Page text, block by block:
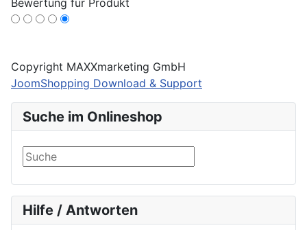
Copyright MAXXmarketing GmbH
JoomShopping Download & Support
Suche im Onlineshop
Hilfe / Antworten